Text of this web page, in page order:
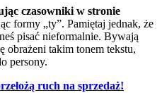
czasowniki w stronie
formy „ty”. Pamiętaj jednak, że
pisać nieformalnie. Bywają
obrażeni takim tonem tekstu,
persony.
ruch na sprzedaż!